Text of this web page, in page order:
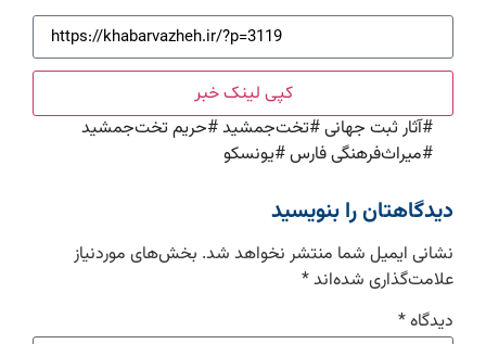
کپی لینک خبر
#آثار ثبت جهانی#تخت‌جمشید#حریم تخت‌جمشید
#میراث‌فرهنگی فارس#یونسکو
دیدگاهتان را بنویسید
نشانی ایمیل شما منتشر نخواهد شد. بخش‌های موردنیاز
علامت‌گذاری شده‌اند*
دیدگاه*